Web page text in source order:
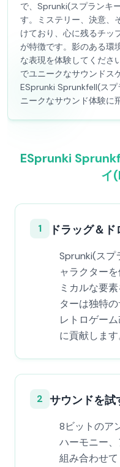
で、Sprunki(スプランキ
す。ミステリー、決意、
けており、心に残るチッ
が特徴です。影のある環
な表現を体験してくださ
でユニークなサウンドス
ESprunki Sprunkfell(ス
ニークなサウンド体験に
ESprunki
イ
1 ドラッグ＆
Sprunki(スプ
ャラクター
ミカルな要
ターは独特
レトロゲー
に貢献します
2 サウンドを試
8ビットのア
ハーモニー
組み合わせ